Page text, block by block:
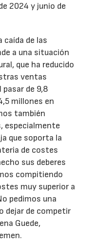
2024 y junio de
caída de las
a una situación
que ha reducido
ventas
de 9,8
millones en
también
especialmente
que soporta la
de costes
sus deberes
compitiendo
muy superior a
pedimos una
dejar de competir
Guede,